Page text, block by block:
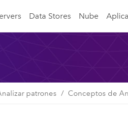
Data Stores Nube
patrones Conceptos de